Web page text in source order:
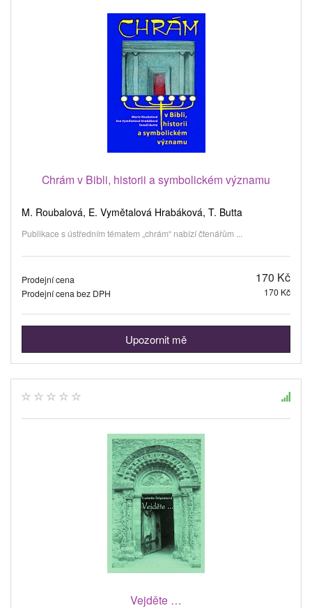
Chrám v Bibli, historii a symbolickém významu
M. Roubalová, E. Vymětalová Hrabáková, T. Butta
Publikace s ústředním tématem „chrám“ nabízí čtenářům ...
Prodejní cena 170 Kč
Prodejní cena bez DPH 170 Kč
Upozornit mě
Vejděte …